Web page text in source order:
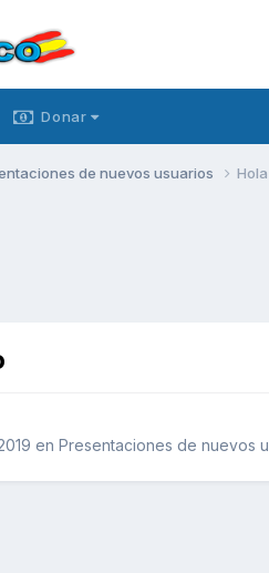
Donar
de nuevos usuarios
en Presentaciones de nuevos